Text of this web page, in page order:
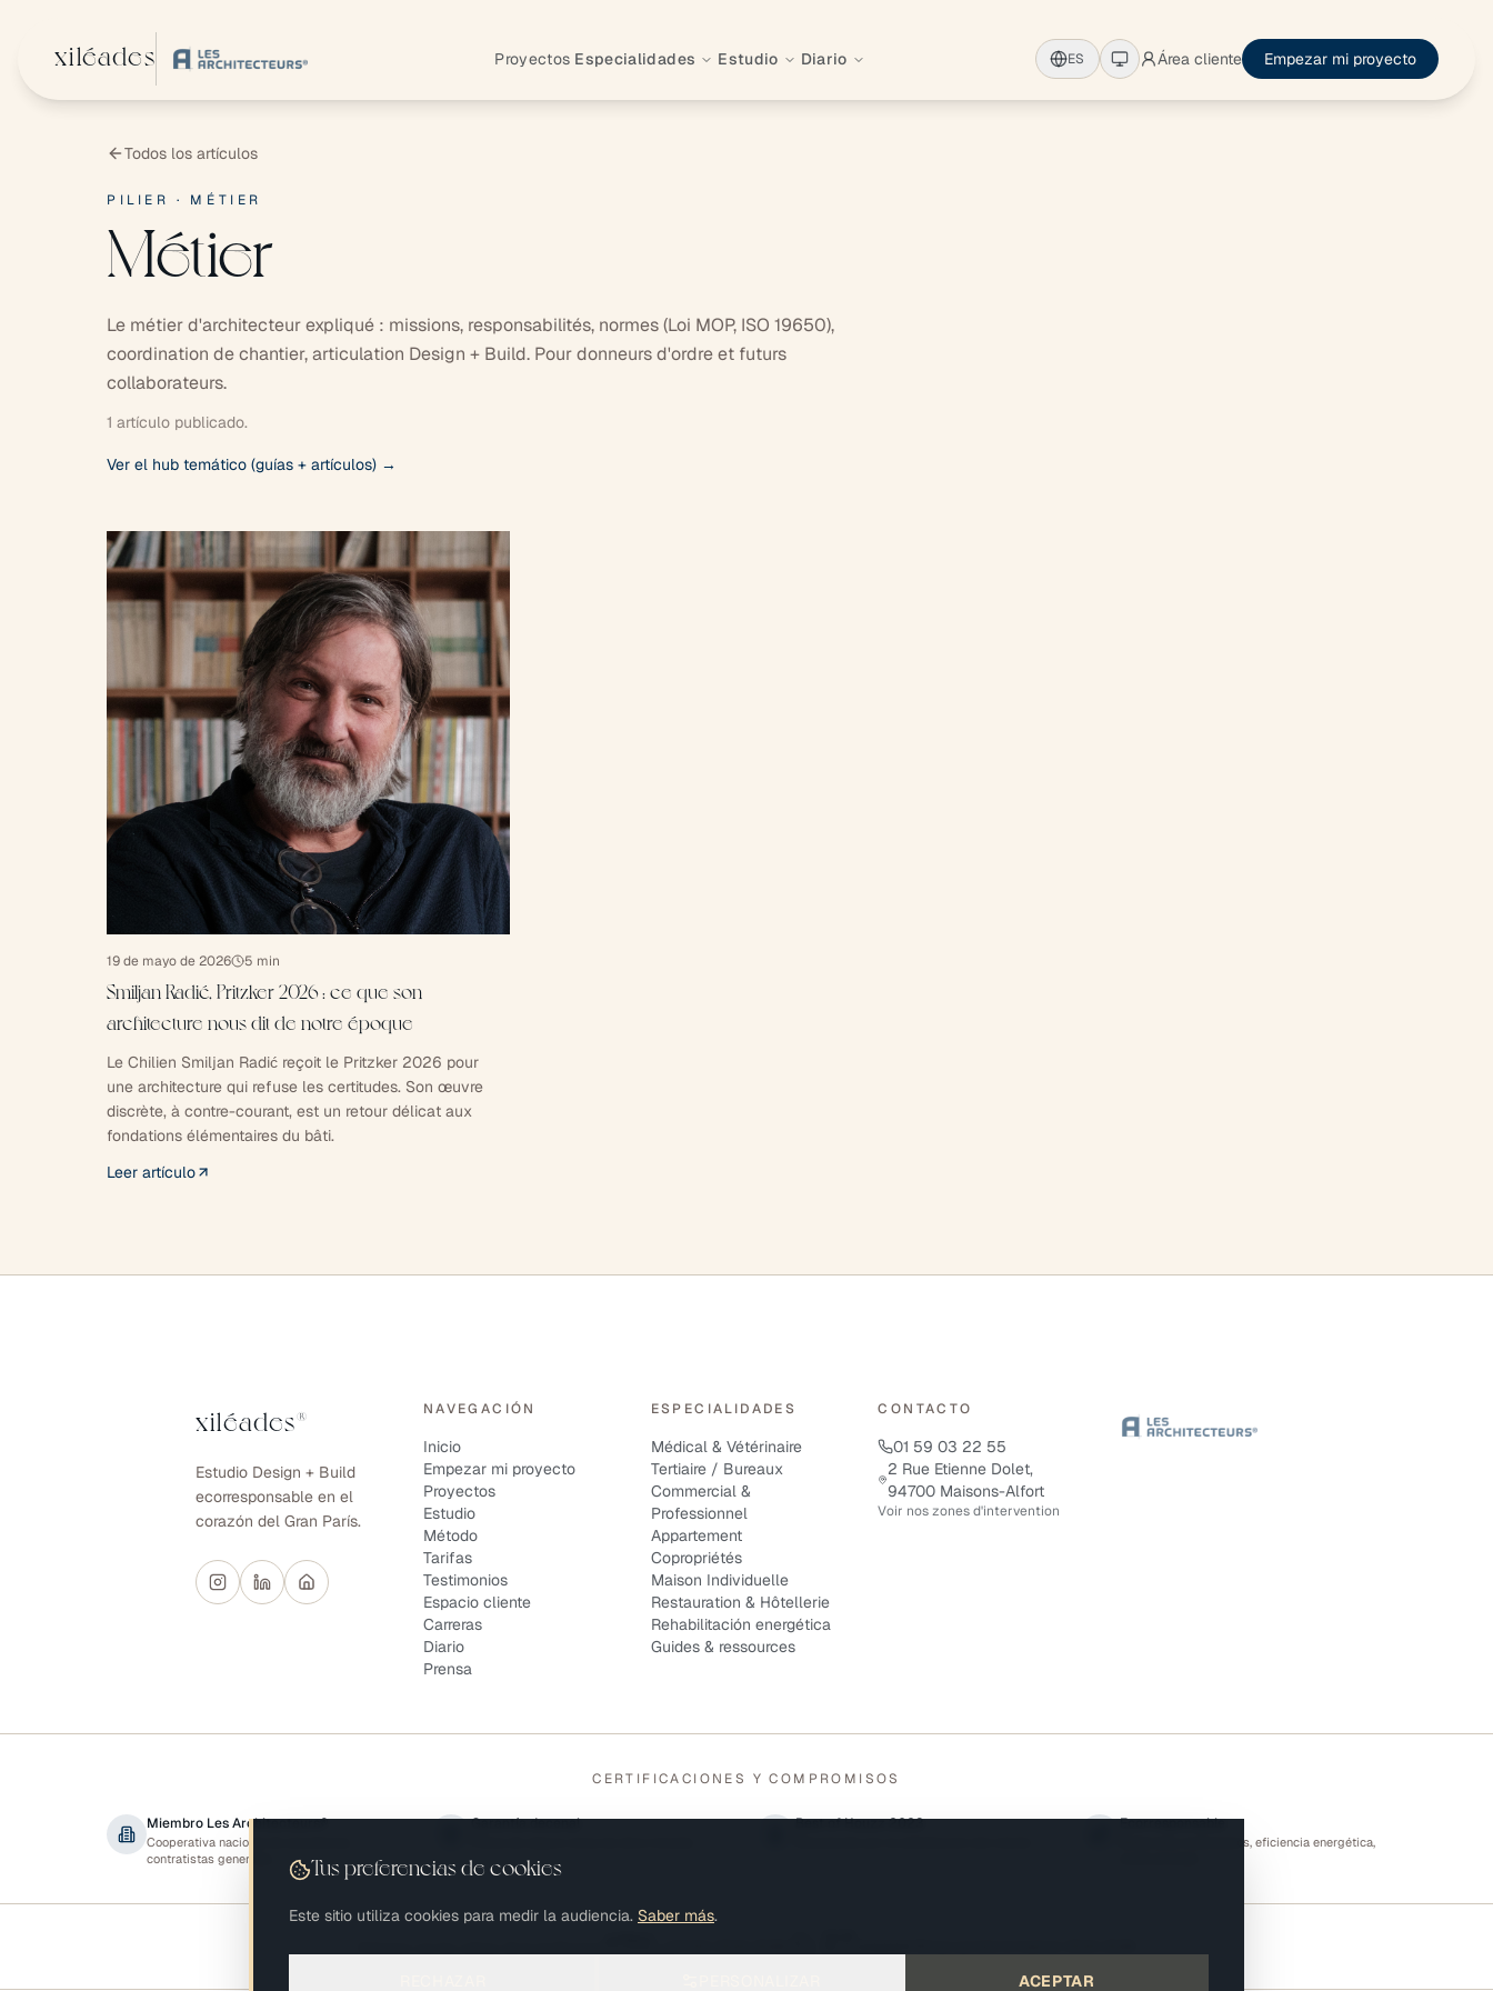
xiléades
Proyectos Especialidades Estudio Diario ES Área cliente Empezar mi proyecto
Todos los artículos
PILIER · MÉTIER
Métier
Le métier d'architecteur expliqué : missions, responsabilités, normes (Loi MOP, ISO 19650),
coordination de chantier, articulation Design + Build. Pour donneurs d'ordre et futurs
collaborateurs.
1 artículo publicado.
Ver el hub temático (guías + artículos) →
19 de mayo de 2026 5 min
Smiljan Radić, Pritzker 2026 : ce que son
architecture nous dit de notre époque
Le Chilien Smiljan Radić reçoit le Pritzker 2026 pour
une architecture qui refuse les certitudes. Son œuvre
discrète, à contre-courant, est un retour délicat aux
fondations élémentaires du bâti.
Leer artículo
xiléades ®
Estudio Design + Build
ecorresponsable en el
corazón del Gran París.
NAVEGACIÓN
Inicio
Empezar mi proyecto
Proyectos
Estudio
Método
Tarifas
Testimonios
Espacio cliente
Carreras
Diario
Prensa
ESPECIALIDADES
Médical & Vétérinaire
Tertiaire / Bureaux
Commercial &
Professionnel
Appartement
Copropriétés
Maison Individuelle
Restauration & Hôtellerie
Rehabilitación energética
Guides & ressources
CONTACTO
01 59 03 22 55
2 Rue Etienne Dolet,
94700 Maisons-Alfort
Voir nos zones d'intervention
CERTIFICACIONES Y COMPROMISOS
Miembro Les Architecteurs®
Cooperativa nacional de arquitectos
contratistas generales
Garantía decenal Best of Houzz 2023 Ecorresponsable
Materiales biobasados, eficiencia energética,
Tus preferencias de cookies
Este sitio utiliza cookies para medir la audiencia. Saber más.
ACEPTAR